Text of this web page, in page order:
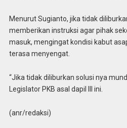
Menurut Sugianto, jika tidak
memberikan instruksi agar pihak
masuk, mengingat kondisi kabut
terasa menyengat.
“Jika tidak diliburkan solusi nya
Legislator PKB asal dapil III ini.
(anr/redaksi)